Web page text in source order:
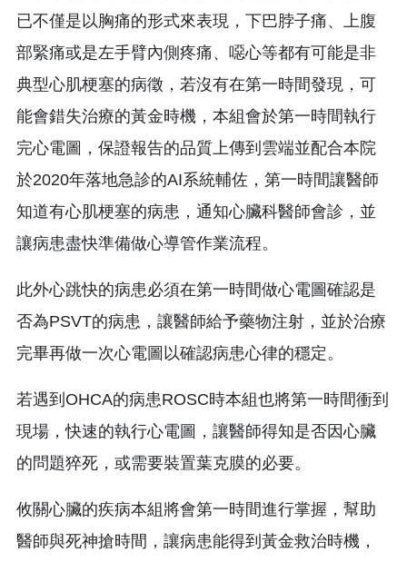
已不僅是以胸痛的形式來表現，下巴脖子痛、上腹
部緊痛或是左手臂內側疼痛、噁心等都有可能是非
典型心肌梗塞的病徵，若沒有在第一時間發現，可
能會錯失治療的黃金時機，本組會於第一時間執行
完心電圖，保證報告的品質上傳到雲端並配合本院
於2020年落地急診的AI系統輔佐，第一時間讓醫師
知道有心肌梗塞的病患，通知心臟科醫師會診，並
讓病患盡快準備做心導管作業流程。
此外心跳快的病患必須在第一時間做心電圖確認是
否為PSVT的病患，讓醫師給予藥物注射，並於治療
完畢再做一次心電圖以確認病患心律的穩定。
若遇到OHCA的病患ROSC時本組也將第一時間衝到
現場，快速的執行心電圖，讓醫師得知是否因心臟
的問題猝死，或需要裝置葉克膜的必要。
攸關心臟的疾病本組將會第一時間進行掌握，幫助
醫師與死神搶時間，讓病患能得到黃金救治時機，